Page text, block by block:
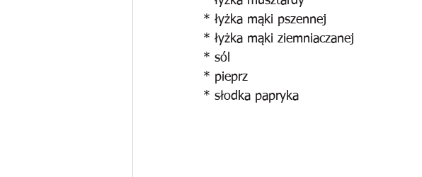
* łyżka mąki pszennej
* łyżka mąki ziemniaczanej
* sól
* pieprz
* słodka papryka